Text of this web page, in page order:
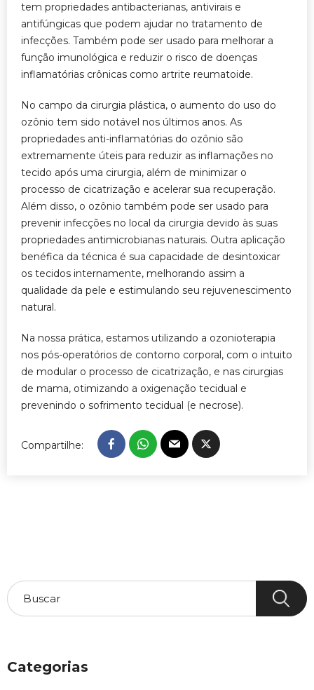
tem propriedades antibacterianas, antivirais e
antifúngicas que podem ajudar no tratamento de
infecções. Também pode ser usado para melhorar a
função imunológica e reduzir o risco de doenças
inflamatórias crônicas como artrite reumatoide.
No campo da cirurgia plástica, o aumento do uso do
ozônio tem sido notável nos últimos anos. As
propriedades anti-inflamatórias do ozônio são
extremamente úteis para reduzir as inflamações no
tecido após uma cirurgia, além de minimizar o
processo de cicatrização e acelerar sua recuperação.
Além disso, o ozônio também pode ser usado para
prevenir infecções no local da cirurgia devido às suas
propriedades antimicrobianas naturais. Outra aplicação
benéfica da técnica é sua capacidade de desintoxicar
os tecidos internamente, melhorando assim a
qualidade da pele e estimulando seu rejuvenescimento
natural.
Na nossa prática, estamos utilizando a ozonioterapia
nos pós-operatórios de contorno corporal, com o intuito
de modular o processo de cicatrização, e nas cirurgias
de mama, otimizando a oxigenação tecidual e
prevenindo o sofrimento tecidual (e necrose).
Compartilhe:
Categorias